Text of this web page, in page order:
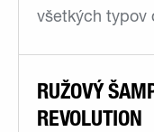
všetkých typov
RUŽOVÝ
REVOLUTION